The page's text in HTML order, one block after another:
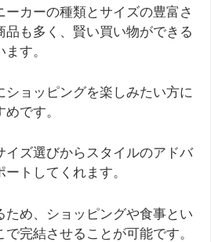
カーの種類とサイズの豊富さ
品も多く、賢い買い物ができる
す。
ショッピングを楽しみたい方に
です。
イズ選びからスタイルのアドバ
トしてくれます。
ため、ショッピングや食事とい
完結させることが可能です。